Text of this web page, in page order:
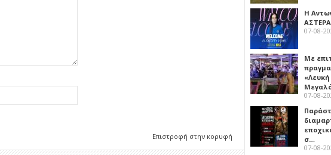
Επιστροφή στην κορυφή
Η
07-08-
Με
07-08-
σ…
07-08-